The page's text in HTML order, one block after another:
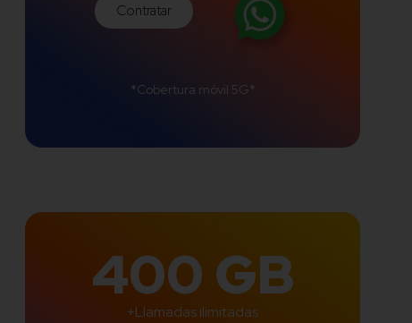
Contratar
*Cobertura móvil 5G*
400 GB
+Llamadas ilimitadas